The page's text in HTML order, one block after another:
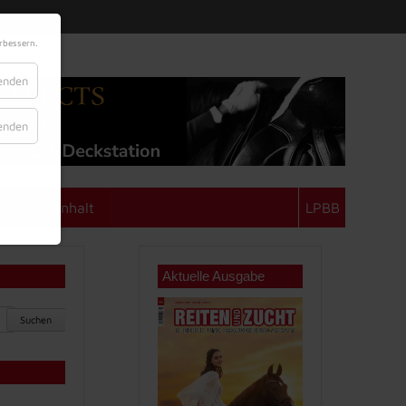
Anhalt LPBB
Suchen
Aktuelle Ausgabe